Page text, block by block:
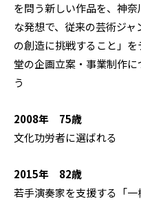
を問う新しい作品を、神
な発想で、従来の芸術ジ
の創造に挑戦すること」
堂の企画立案・事業制作
う
2008年 75歳
文化功労者に選ばれる
2015年 82歳
若手演奏家を支援する「